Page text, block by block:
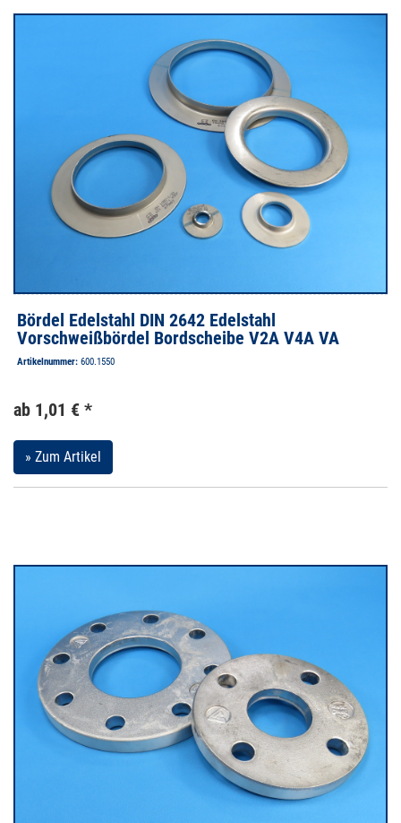
Bördel Edelstahl DIN 2642 Edelstahl
Vorschweißbördel Bordscheibe V2A V4A VA
Artikelnummer: 600.1550
ab 1,01 € *
» Zum Artikel